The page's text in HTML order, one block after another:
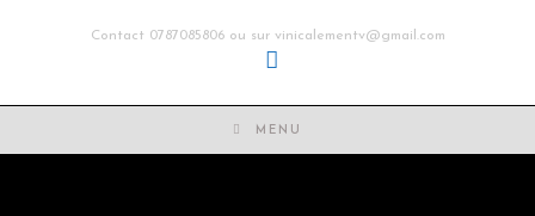
Contact 0787085806 ou sur vinicalementv@gmail.com
MENU